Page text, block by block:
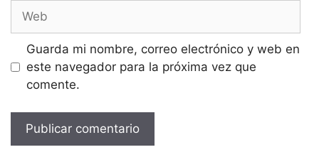
Web
Guarda mi nombre, correo electrónico y web en
este navegador para la próxima vez que
comente.